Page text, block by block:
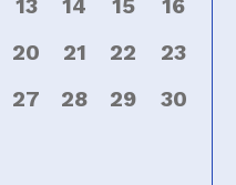
13 14 15
16
20 21 22
23
27 28 29
30